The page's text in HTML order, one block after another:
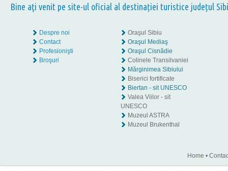
Bine aţi venit pe site-ul oficial al destinației turistice județul
Despre noi
Contact
Profesionişti
Broşuri
Oraşul Sibiu
Oraşul Mediaş
Oraşul Cisnădie
Colinele Transilvaniei
Mărginimea Sibiului
Biserici fortificate
Biertan - sit UNESCO
Valea Viilor - sit
UNESCO
Muzeul ASTRA
Muzeul Brukenthal
Home •